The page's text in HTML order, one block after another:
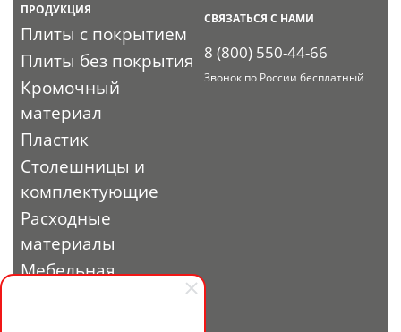
ПРОДУКЦИЯ
Плиты с покрытием
Плиты без покрытия
Кромочный
материал
Пластик
Столешницы и
комплектующие
Расходные
материалы
Мебельная
СВЯЗАТЬСЯ С НАМИ
8 (800) 550-44-66
Звонок по России бесплатный